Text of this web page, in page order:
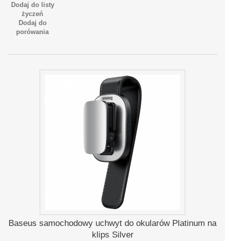
Dodaj do listy
życzeń
Dodaj do
porówania
Baseus samochodowy uchwyt do okularów Platinum na
klips Silver